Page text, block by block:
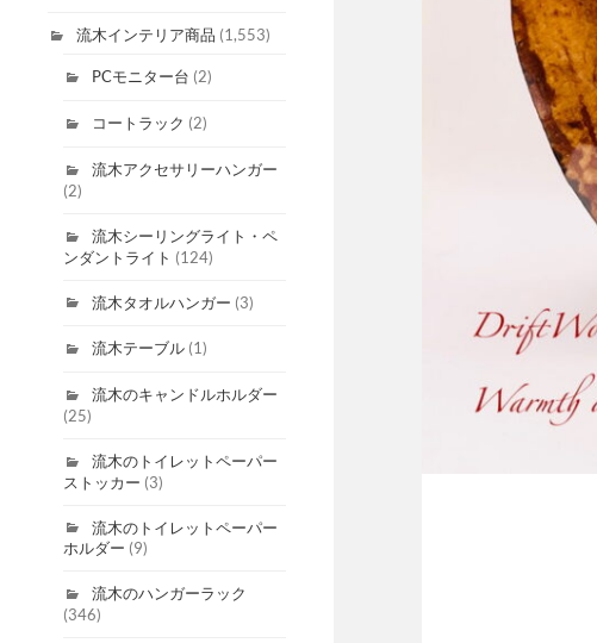
流木インテリア商品 (1,553)
PCモニター台 (2)
コートラック (2)
流木アクセサリーハンガー
(2)
流木シーリングライト・ペ
ンダントライト (124)
流木タオルハンガー (3)
流木テーブル(1)
流木のキャンドルホルダー
(25)
流木のトイレットペーパー
ストッカー (3)
流木のトイレットペーパー
ホルダー (9)
流木のハンガーラック
(346)